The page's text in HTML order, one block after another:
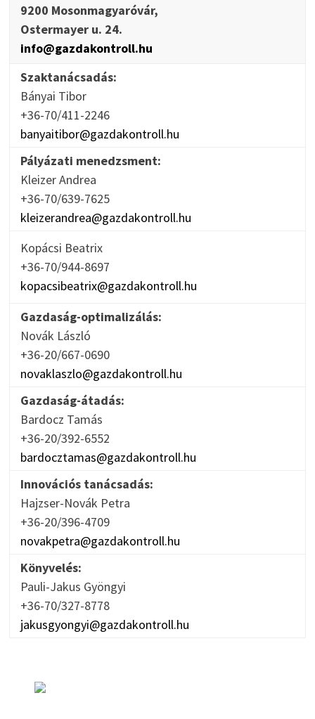
9200 Mosonmagyaróvár,
Ostermayer u. 24.
info@gazdakontroll.hu
Szaktanácsadás:
Bányai Tibor
+36-70/411-2246
banyaitibor@gazdakontroll.hu
Pályázati menedzsment:
Kleizer Andrea
+36-70/639-7625
kleizerandrea@gazdakontroll.hu
Kopácsi Beatrix
+36-70/944-8697
kopacsibeatrix@gazdakontroll.hu
Gazdaság-optimalizálás:
Novák László
+36-20/667-0690
novaklaszlo@gazdakontroll.hu
Gazdaság-átadás:
Bardocz Tamás
+36-20/392-6552
bardocztamas@gazdakontroll.hu
Innovációs tanácsadás:
Hajzser-Novák Petra
+36-20/396-4709
novakpetra@gazdakontroll.hu
Könyvelés:
Pauli-Jakus Gyöngyi
+36-70/327-8778
jakusgyongyi@gazdakontroll.hu